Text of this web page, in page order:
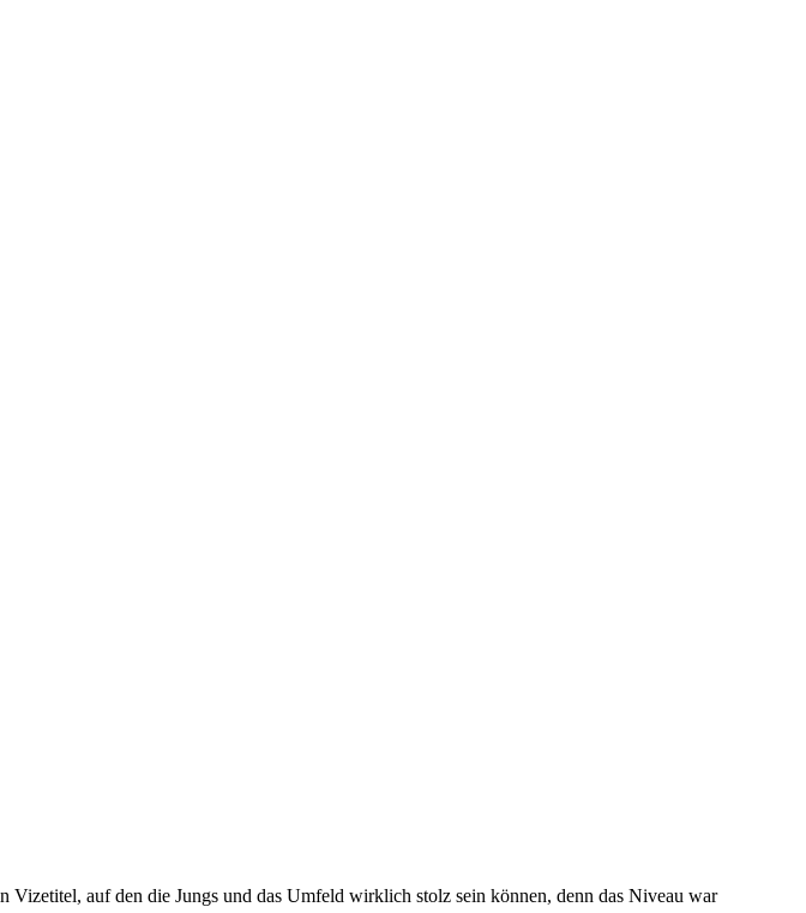
auf den die Jungs und das Umfeld wirklich stolz sein können, denn das Niveau war